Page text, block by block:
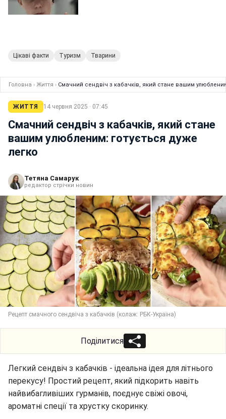
Цікаві факти Туризм Тварини
Головна › Життя › Смачний сендвіч з кабачків, який стане вашим
ЖИТТЯ 14 червня 2025 · 07:45
Смачний сендвіч з кабачків, який стане
вашим улюбленим: готується дуже
легко
Тетяна Самарук
редактор стрічки новин
Рецепт смачного сендвіча з кабачків (колаж: РБК-Україна)
Поділитися
Легкий сендвіч з кабачків - ідеальна ідея для літнього
перекусу! Простий рецепт, який підкорить навіть
найвибагливіших гурманів, поєднує свіжі овочі,
ароматні спеції та хрустку скоринку.